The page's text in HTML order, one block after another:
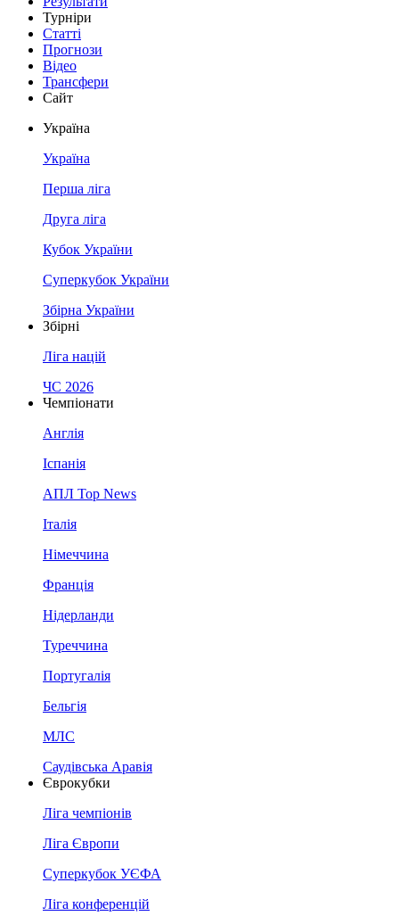
Турніри
Статті
Прогнози
Відео
Трансфери
Сайт
Україна
Україна
Перша ліга
Друга ліга
Кубок України
Суперкубок України
Збірна України
Збірні
Ліга націй
ЧС 2026
Чемпіонати
Англія
Іспанія
АПЛ Top News
Італія
Німеччина
Франція
Нідерланди
Туреччина
Португалія
Бельгія
МЛС
Саудівська Аравія
Єврокубки
Ліга чемпіонів
Ліга Європи
Суперкубок УЄФА
Ліга конференцій